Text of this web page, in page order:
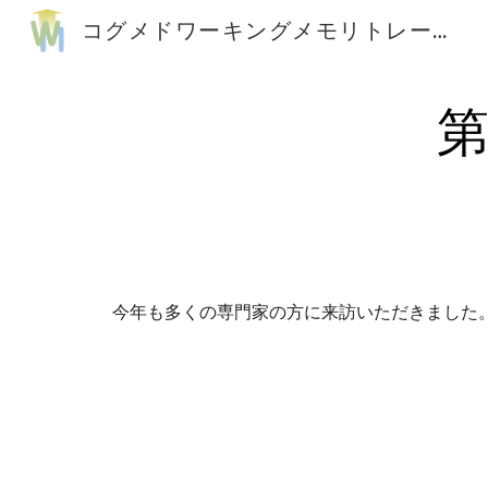
コグメドワーキングメモリトレーニング
今年も多くの専門家の方に来訪いただきました。